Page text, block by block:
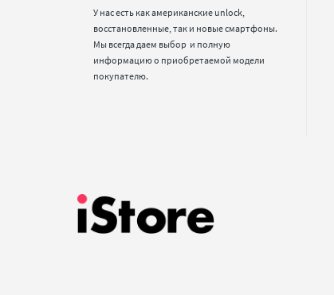
У нас есть как американские unlock,
восстановленные, так и новые смартфоны.
Мы всегда даем выбор  и полную
информацию о приобретаемой модели
покупателю.